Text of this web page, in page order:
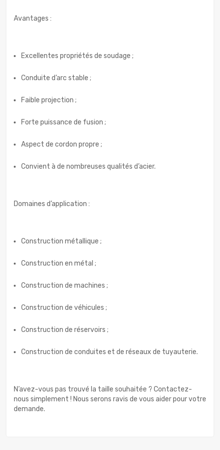
Avantages :
Excellentes propriétés de soudage ;
Conduite d’arc stable ;
Faible projection ;
Forte puissance de fusion ;
Aspect de cordon propre ;
Convient à de nombreuses qualités d’acier.
Domaines d’application :
Construction métallique ;
Construction en métal ;
Construction de machines ;
Construction de véhicules ;
Construction de réservoirs ;
Construction de conduites et de réseaux de tuyauterie.
N’avez-vous pas trouvé la taille souhaitée ? Contactez-
nous simplement ! Nous serons ravis de vous aider pour votre
demande.